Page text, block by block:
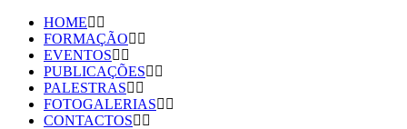
HOME
FORMAÇÃO
EVENTOS
PUBLICAÇÕES
PALESTRAS
FOTOGALERIAS
CONTACTOS